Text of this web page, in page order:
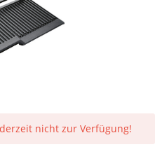
nicht zur Verfügung!